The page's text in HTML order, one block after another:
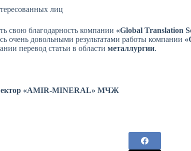
лиц
свою благодарность компании «Global Translation
очень довольными результатами работы компании
перевод статьи в области металлургии.
«AMIR-MINERAL» МЧЖ